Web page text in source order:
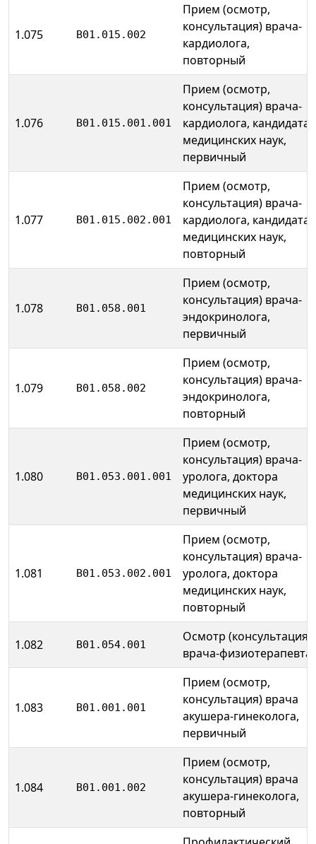
1.075 B01.015.002
Прием (осмотр,
консультация) врача-
кардиолога,
повторный
1.076 B01.015.001.001
Прием (осмотр,
консультация) врача-
кардиолога, кандидата
медицинских наук,
первичный
1.077 B01.015.002.001
Прием (осмотр,
консультация) врача-
кардиолога, кандидата
медицинских наук,
повторный
1.078 B01.058.001
Прием (осмотр,
консультация) врача-
эндокринолога,
первичный
1.079 B01.058.002
Прием (осмотр,
консультация) врача-
эндокринолога,
повторный
1.080 B01.053.001.001
Прием (осмотр,
консультация) врача-
уролога, доктора
медицинских наук,
первичный
1.081 B01.053.002.001
Прием (осмотр,
консультация) врача-
уролога, доктора
медицинских наук,
повторный
1.082 B01.054.001
Осмотр (консультация)
врача-физиотерапевта
1.083 B01.001.001
Прием (осмотр,
консультация) врача
акушера-гинеколога,
первичный
1.084 B01.001.002
Прием (осмотр,
консультация) врача
акушера-гинеколога,
повторный